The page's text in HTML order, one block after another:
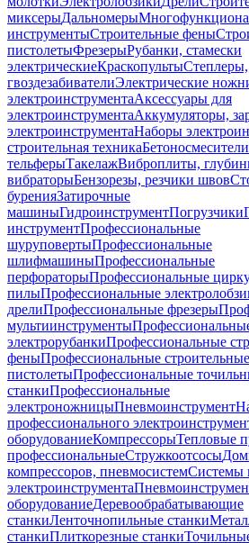
миксерыДальномеры
инструментыСтроительные фены
пистолетыФрезерыРубанки, стамески
электрическиеКраскопультыСтеплеры,
гвоздезабивателиЭлектрические
электроинструментаАксессуары для
электроинструментаАккумуляторы,
электроинструментаНаборы
строительная техникаБетоносмесители
тельферыТакелажВиброплиты,
вибраторыБензорезы, резчики швов
буренияЗатирочные
машиныГидроинструментПогрузчики
инструментПрофессиональные
шуруповертыПрофессиональные
шлифмашиныПрофессиональные
перфораторыПрофессиональные
пилыПрофессиональные
дрелиПрофессиональные фрезеры
мультиинструменты
электрорубанкиПрофессиональные
феныПрофессиональные строительные
пистолетыПрофессиональные
станкиПрофессиональные
электроножницыПневмоинструмент
профессионального
оборудованиеКомпрессорыТепловые
профессиональныеСтружкоотсосы
компрессоров, пневмосистемСистемы
электроинструмента
оборудованиеДеревообрабатывающие
станкиЛенточнопильные станки
станкиПлиткорезные станки